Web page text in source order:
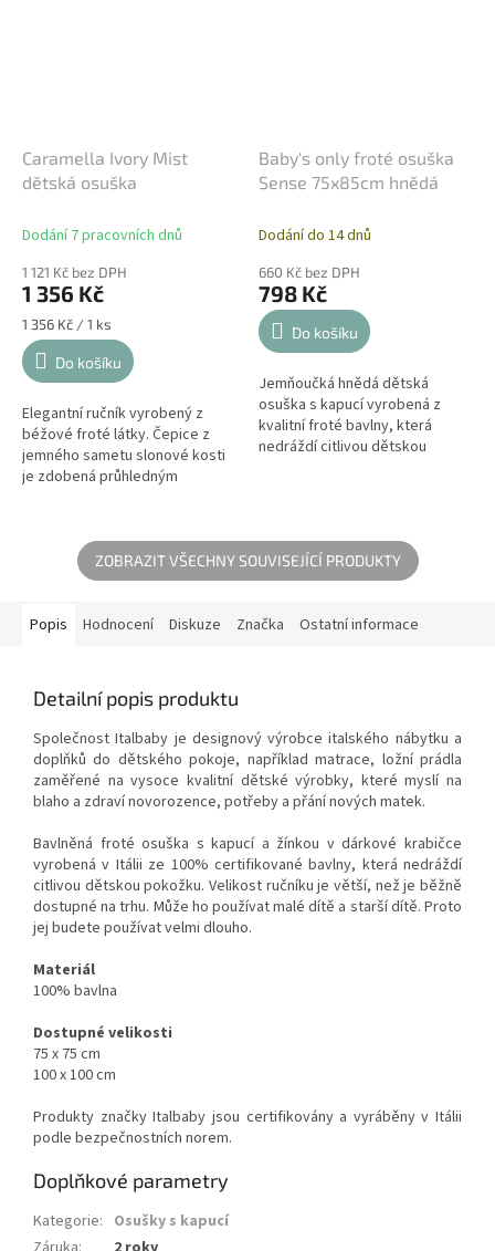
Caramella Ivory Mist
dětská osuška
Dodání 7 pracovních dnů
1 121 Kč bez DPH
1 356 Kč
Měrná
cena:
1 356 Kč / 1 ks
Do košíku
Elegantní ručník vyrobený z
béžové froté látky. Čepice z
jemného sametu slonové kosti
je zdobená průhledným
dostupné...
Baby's only froté osuška
Sense 75x85cm hnědá
Dodání do 14 dnů
660 Kč bez DPH
798 Kč
Do košíku
Jemňoučká hnědá dětská
osuška s kapucí vyrobená z
kvalitní froté bavlny, která
nedráždí citlivou dětskou
ZOBRAZIT VŠECHNY SOUVISEJÍCÍ PRODUKTY
Popis Hodnocení Diskuze Značka Ostatní informace
Detailní popis produktu
Společnost Italbaby je designový výrobce italského nábytku a
doplňků do dětského pokoje, například matrace, ložní prádla
zaměřené na vysoce kvalitní dětské výrobky, které myslí na
blaho a zdraví novorozence, potřeby a přání nových matek.
Bavlněná froté osuška s kapucí a žínkou v dárkové krabičce
vyrobená v Itálii ze 100% certifikované bavlny, která nedráždí
citlivou dětskou pokožku. Velikost ručníku je větší, než je běžně
dostupné na trhu. Může ho používat malé dítě a starší dítě. Proto
jej budete používat velmi dlouho.
Materiál
100% bavlna
Dostupné velikosti
75 x 75 cm
100 x 100 cm
Produkty značky Italbaby jsou certifikovány a vyráběny v Itálii
podle bezpečnostních norem.
Doplňkové parametry
Kategorie: Osušky s kapucí